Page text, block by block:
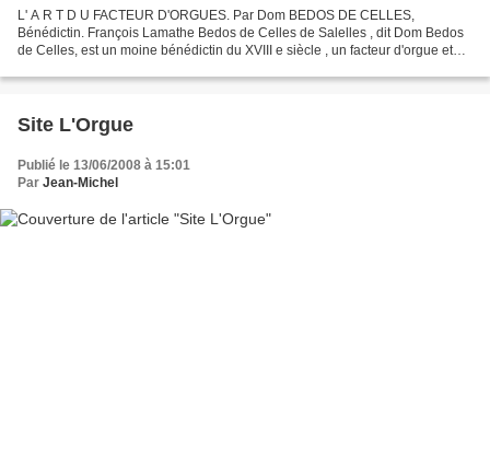
L' A R T D U FACTEUR D'ORGUES. Par Dom BEDOS DE CELLES,
Bénédictin. François Lamathe Bedos de Celles de Salelles , dit Dom Bedos
de Celles, est un moine bénédictin du XVIII e siècle , un facteur d'orgue et
Site L'Orgue
Publié le 13/06/2008 à 15:01
Par Jean-Michel